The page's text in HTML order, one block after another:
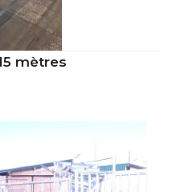
mètres